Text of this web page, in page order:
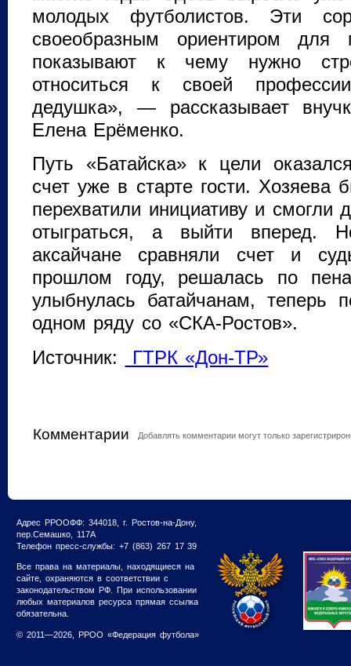
молодых футболистов. Эти
своеобразным ориентиром
показывают к чему нужно
относиться к своей
дедушка», — рассказывает
Елена Ерёменко.
Путь «Батайска» к цели
счет уже в старте гости. Хозяева
перехватили инициативу и смогли
отыграться, а выйти вперед.
аксайчане сравняли счет и
прошлом году, решалась по
улыбнулась батайчанам, теперь
одном ряду со «СКА-Ростов».
Источник:
ГТРК «Дон-ТР»
Комментарии Добавлять комментарии могут только
Адрес РРООФФ: 344018, г. Ростов-на-Дону,
пер.Семашко, 117А
Телефон пресс-службы: +7 (863) 267 17 39
Все права на материалы, находящиеся на
сайте, охраняются в соответствии с
законодательством РФ. При использовании
любых материалов ресурса прямая ссылка
обязательна.
© 2011—2026, РРОО «Федерация футбола»